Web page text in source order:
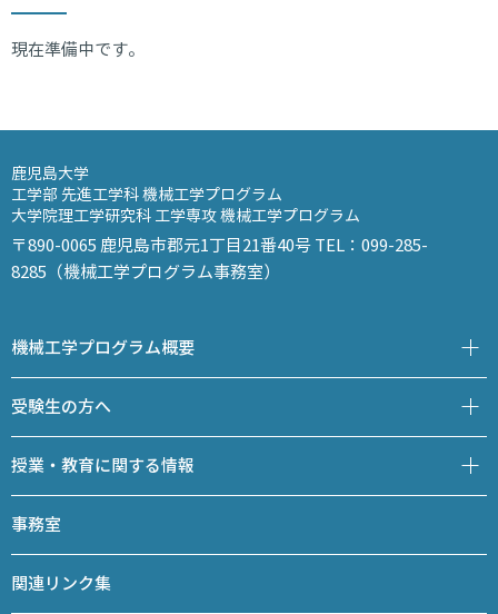
現在準備中です。
鹿児島大学
工学部 先進工学科 機械工学プログラム
大学院理工学研究科 工学専攻 機械工学プログラム
〒890-0065 鹿児島市郡元1丁目21番40号 TEL：099-285-
8285（機械工学プログラム事務室）
機械工学プログラム概要
受験生の方へ
授業・教育に関する情報
事務室
関連リンク集